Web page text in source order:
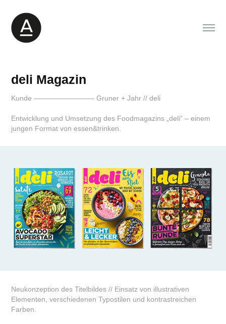
deli Magazin
Kunde ––––––––––––––– Gruner + Jahr // deli
Entwicklung und Umsetzung des Foodmagazins „deli“ – einem
jungen Format von essen&trinken.
Neukonzeption des Titelbildes // Einsatz von illustrativen
Elementen, verschiedenen Typostilen und kontrastreichen
Farben